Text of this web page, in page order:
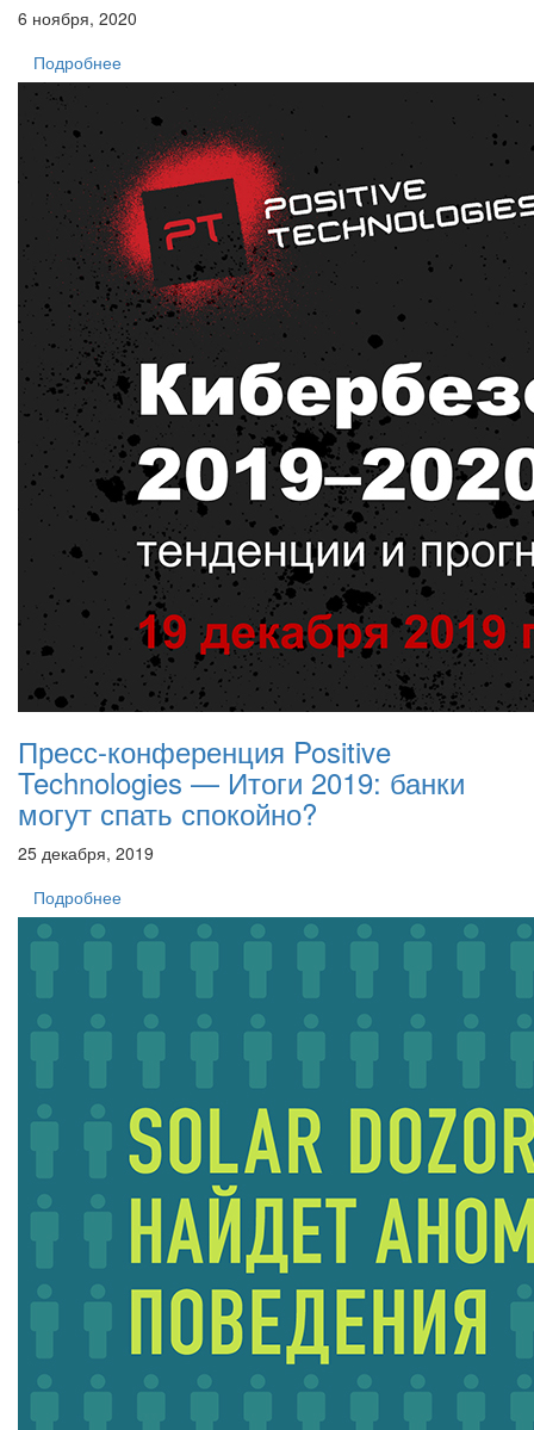
6 ноября, 2020
Подробнее
Пресс-конференция Positive
Technologies — Итоги 2019: банки
могут спать спокойно?
25 декабря, 2019
Подробнее